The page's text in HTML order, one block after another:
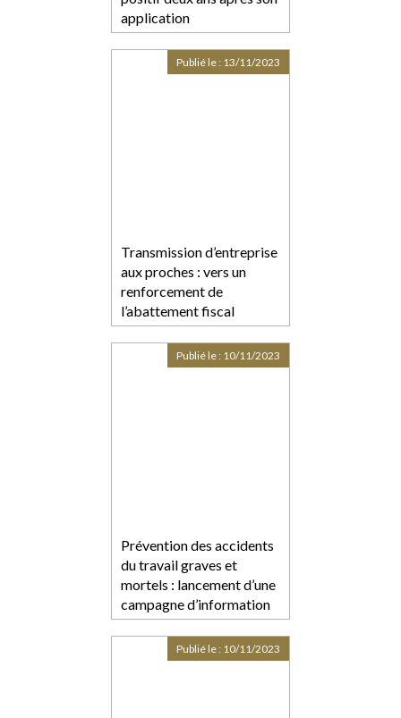
application
Transmission d’entreprise
aux proches : vers un
renforcement de
l’abattement fiscal
Publié le : 13/11/2023
Prévention des accidents
du travail graves et
mortels : lancement d’une
campagne d’information
Publié le : 10/11/2023
Publié le : 10/11/2023